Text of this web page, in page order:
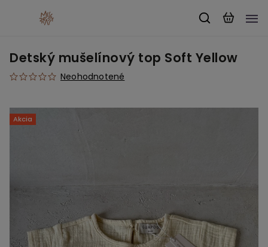
Detský mušelínový top Soft Yellow
Neohodnotené
Akcia